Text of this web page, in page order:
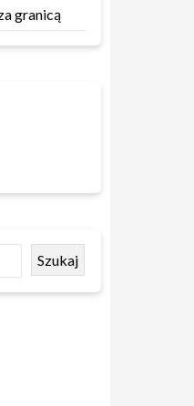
granicą
Szukaj